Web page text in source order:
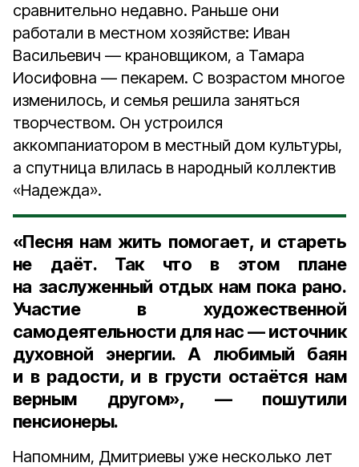
сравнительно недавно. Раньше они
работали в местном хозяйстве: Иван
Васильевич — крановщиком, а Тамара
Иосифовна — пекарем. С возрастом многое
изменилось, и семья решила заняться
творчеством. Он устроился
аккомпаниатором в местный дом культуры,
а спутница влилась в народный коллектив
«Надежда».
«Песня нам жить помогает, и стареть
не даёт. Так что в этом плане
на заслуженный отдых нам пока рано.
Участие в художественной
самодеятельности для нас — источник
духовной энергии. А любимый баян
и в радости, и в грусти остаётся нам
верным другом», — пошутили
пенсионеры.
Напомним, Дмитриевы уже несколько лет